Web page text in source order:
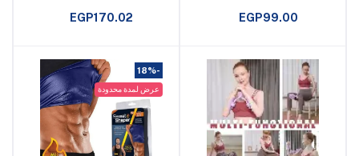
EGP99.00
EGP170.02
-18%
عرض لمدة محدودة